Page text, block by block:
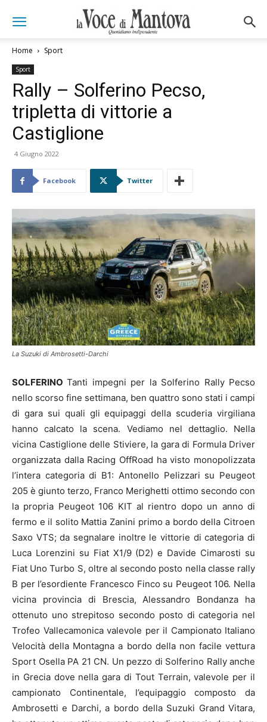
Home Sport
Sport
Rally – Solferino Pecso,
tripletta di vittorie a
Castiglione
4 Giugno 2022
Facebook Twitter
La Suzuki di Ambrosetti-Darchi
SOLFERINOTanti impegni per la Solferino Rally Pecso
nello scorso fine settimana, ben quattro sono stati i campi
di gara sui quali gli equipaggi della scuderia virgiliana
hanno calcato la scena. Vediamo nel dettaglio. Nella
vicina Castiglione delle Stiviere, la gara di Formula Driver
organizzata dalla Racing OffRoad ha visto monopolizzata
l’intera categoria di B1: Antonello Pelizzari su Peugeot
205 è giunto terzo, Franco Merighetti ottimo secondo con
la propria Peugeot 106 KIT al rientro dopo un anno di
fermo e il solito Mattia Zanini primo a bordo della Citroen
Saxo VTS; da segnalare inoltre le vittorie di categoria di
Luca Lorenzini su Fiat X1/9 (D2) e Davide Cimarosti su
Fiat Uno Turbo S, oltre al secondo posto nella classe rally
B per l’esordiente Francesco Finco su Peugeot 106. Nella
vicina provincia di Brescia, Alessandro Bondanza ha
ottenuto uno strepitoso secondo posto di categoria nel
Trofeo Vallecamonica valevole per il Campionato Italiano
Velocità della Montagna a bordo della non facile vettura
Sport Osella PA 21 CN. Un pezzo di Solferino Rally anche
in Grecia dove nella gara di Tout Terrain, valevole per il
campionato Continentale, l’equipaggio composto da
Ambrosetti e Darchi, a bordo della Suzuki Grand Vitara,